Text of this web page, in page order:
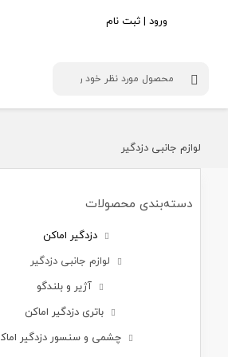
دوربین HDCVI
پنل های اعلام سرقت
لوازم جانبی دزدگیر
دسته‌بندی محصولات
دزدگیر اماکن
لوازم جانبی دزدگیر
آژیر و بلندگو
باتری دزدگیر اماکن
چشمی و سنسور دزدگیر اماکن